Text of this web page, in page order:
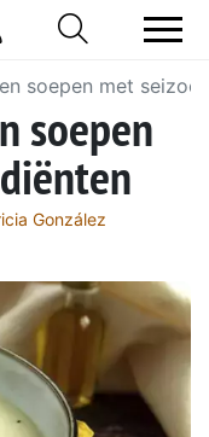
soepen met
soepen
González